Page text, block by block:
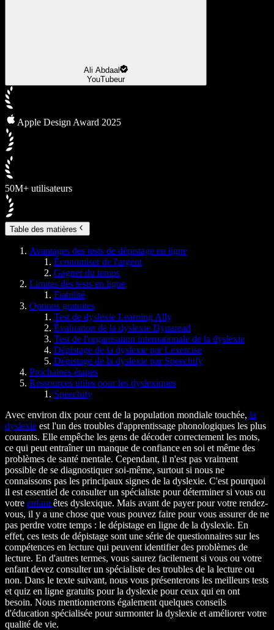
Ali Abdaal
YouTubeur
Apple Design Award 2025
50M+ utilisateurs
Table des matières
Avantages des tests de dépistage en ligne
Économiser de l'argent
Gagner du temps
Limites des tests en ligne
Fiabilité
Options gratuites
Test de dyslexie Learning Ally
Évaluation de la dyslexie Dynaread
Test de l'organisation internationale de la dyslexie
Dépistage de la dyslexie par Lexercise
Dépistage de la dyslexie par Speechify
Prochaines étapes
Ressources utiles pour les dyslexiques
Speechify
Avec environ dix pour cent de la population mondiale touchée, la
dyslexie est l'un des troubles d'apprentissage phonologiques les plus
courants. Elle empêche les gens de décoder correctement les mots,
ce qui peut entraîner un manque de confiance en soi et même des
problèmes de santé mentale. Cependant, il n'est pas vraiment
possible de se diagnostiquer soi-même, surtout si nous ne
connaissons pas les principaux signes de la dyslexie. C'est pourquoi
il est essentiel de consulter un spécialiste pour déterminer si vous ou
votre enfant êtes dyslexique. Mais avant de payer pour votre rendez-
vous, il y a une chose que vous pouvez faire pour vous assurer de ne
pas perdre votre temps : le dépistage en ligne de la dyslexie. En
effet, ces tests de dépistage sont une série de questionnaires sur les
compétences en lecture qui peuvent identifier des problèmes de
lecture. En d'autres termes, vous saurez facilement si vous ou votre
enfant devez consulter un spécialiste des troubles de la lecture ou
non. Dans le texte suivant, nous vous présenterons les meilleurs tests
et quiz en ligne gratuits pour la dyslexie pour ceux qui en ont
besoin. Nous mentionnerons également quelques conseils
d'éducation spécialisée pour surmonter la dyslexie et améliorer votre
qualité de vie.